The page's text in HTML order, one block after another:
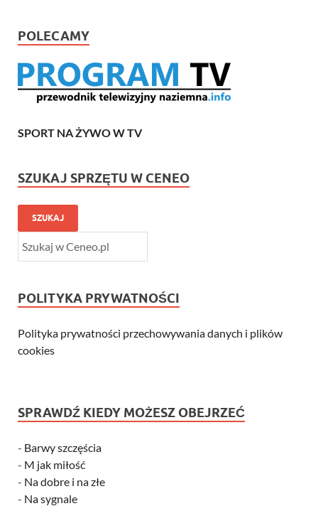
POLECAMY
SPORT NA ŻYWO W TV
SZUKAJ SPRZĘTU W CENEO
SZUKAJ
POLITYKA PRYWATNOŚCI
Polityka prywatności przechowywania danych i plików
cookies
SPRAWDŹ KIEDY MOŻESZ OBEJRZEĆ
- Barwy szczęścia
- M jak miłość
- Na dobre i na złe
- Na sygnale